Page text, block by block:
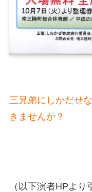
三兄弟にしかだせ
きませんか？
（以下演者HPより